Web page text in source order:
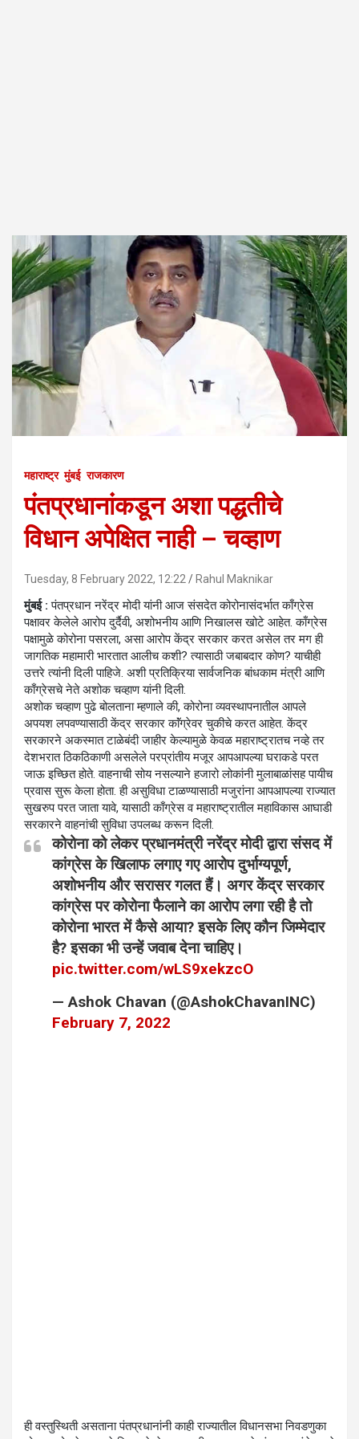
महाराष्ट्र मुंबई राजकारण
पंतप्रधानांकडून अशा पद्धतीचे
विधान अपेक्षित नाही – चव्हाण
Tuesday, 8 February 2022, 12:22 Rahul Maknikar
मुंबई : पंतप्रधान नरेंद्र मोदी यांनी आज संसदेत कोरोनासंदर्भात काँग्रेस
पक्षावर केलेले आरोप दुर्दैवी, अशोभनीय आणि निखालस खोटे आहेत. काँग्रेस
पक्षामुळे कोरोना पसरला, असा आरोप केंद्र सरकार करत असेल तर मग ही
जागतिक महामारी भारतात आलीच कशी? त्यासाठी जबाबदार कोण? याचीही
उत्तरे त्यांनी दिली पाहिजे. अशी प्रतिक्रिया सार्वजनिक बांधकाम मंत्री आणि
काँग्रेसचे नेते अशोक चव्हाण यांनी दिली.
अशोक चव्हाण पुढे बोलताना म्हणाले की, कोरोना व्यवस्थापनातील आपले
अपयश लपवण्यासाठी केंद्र सरकार काॅंग्रेवर चुकीचे करत आहेत. केंद्र
सरकारने अकस्मात टाळेबंदी जाहीर केल्यामुळे केवळ महाराष्ट्रातच नव्हे तर
देशभरात ठिकठिकाणी असलेले परप्रांतीय मजूर आपआपल्या घराकडे परत
जाऊ इच्छित होते. वाहनाची सोय नसल्याने हजारो लोकांनी मुलाबाळांसह पायीच
प्रवास सुरू केला होता. ही असुविधा टाळण्यासाठी मजुरांना आपआपल्या राज्यात
सुखरुप परत जाता यावे, यासाठी काँग्रेस व महाराष्ट्रातील महाविकास आघाडी
सरकारने वाहनांची सुविधा उपलब्ध करून दिली.
कोरोना को लेकर प्रधानमंत्री नरेंद्र मोदी द्वारा संसद में
कांग्रेस के खिलाफ लगाए गए आरोप दुर्भाग्यपूर्ण,
अशोभनीय और सरासर गलत हैं। अगर केंद्र सरकार
कांग्रेस पर कोरोना फैलाने का आरोप लगा रही है तो
कोरोना भारत में कैसे आया? इसके लिए कौन जिम्मेदार
है? इसका भी उन्हें जवाब देना चाहिए।
pic.twitter.com/wLS9xekzcO
— Ashok Chavan (@AshokChavanINC)
February 7, 2022
ही वस्तुस्थिती असताना पंतप्रधानांनी काही राज्यातील विधानसभा निवडणुका